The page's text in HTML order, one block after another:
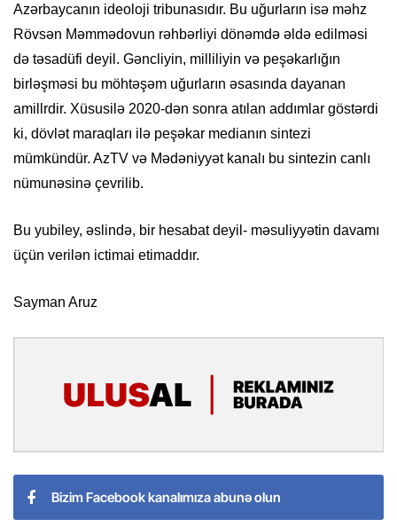
Azərbaycanın ideoloji tribunasıdır. Bu uğurların isə məhz
Rövsən Məmmədovun rəhbərliyi dönəmdə əldə edilməsi
də təsadüfi deyil. Gəncliyin, milliliyin və peşəkarlığın
birləşməsi bu möhtəşəm uğurların əsasında dayanan
amillrdir. Xüsusilə 2020-dən sonra atılan addımlar göstərdi
ki, dövlət maraqları ilə peşəkar medianın sintezi
mümkündür. AzTV və Mədəniyyət kanalı bu sintezin canlı
nümunəsinə çevrilib.
Bu yubiley, əslində, bir hesabat deyil- məsuliyyətin davamı
üçün verilən ictimai etimaddır.
Sayman Aruz
Bizim Facebook kanalımıza abunə olun